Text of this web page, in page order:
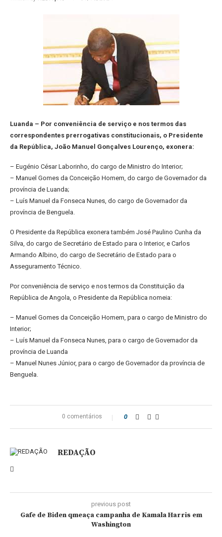
Luanda – Por conveniência de serviço e nos termos das
correspondentes prerrogativas constitucionais, o Presidente
da República, João Manuel Gonçalves Lourenço, exonera:
– Eugénio César Laborinho, do cargo de Ministro do Interior;
– Manuel Gomes da Conceição Homem, do cargo de Governador da
província de Luanda;
– Luís Manuel da Fonseca Nunes, do cargo de Governador da
província de Benguela.
O Presidente da República exonera também José Paulino Cunha da
Silva, do cargo de Secretário de Estado para o Interior, e Carlos
Armando Albino, do cargo de Secretário de Estado para o
Asseguramento Técnico.
Por conveniência de serviço e nos termos da Constituição da
República de Angola, o Presidente da República nomeia:
– Manuel Gomes da Conceição Homem, para o cargo de Ministro do
Interior;
– Luís Manuel da Fonseca Nunes, para o cargo de Governador da
província de Luanda
– Manuel Nunes Júnior, para o cargo de Governador da província de
Benguela.
0 comentários 0
REDAÇÃO
previous post
Gafe de Biden qmeaça campanha de Kamala Harris em
Washington